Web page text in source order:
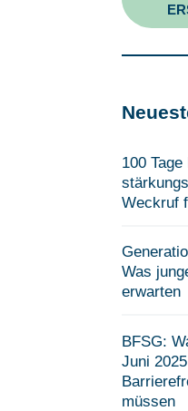
100
Weckruf
Was
erwarten
BFSG:
Juni
müssen